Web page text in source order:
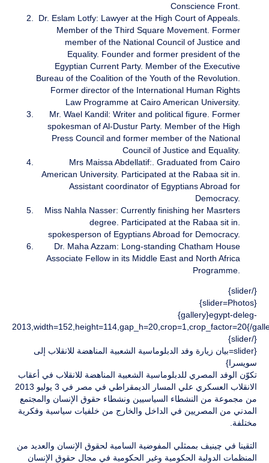
Conscience Front.
Dr. Eslam Lotfy: Lawyer at the High Court of Appeals.
Member of the Third Square Movement. Former
member of the National Council of Justice and
Equality. Founder and former president of the
Egyptian Current Party. Member of the Executive
Bureau of the Coalition of the Youth of the Revolution.
Former director of the International Human Rights
Law Programme at Cairo American University.
Mr. Wael Kandil: Writer and political figure. Former
spokesman of Al-Dustur Party. Member of the High
Press Council and former member of the National
Council of Justice and Equality.
Mrs Maissa Abdellatif:. Graduated from Cairo
American University. Participated at the Rabaa sit in.
Assistant coordinator of Egyptians Abroad for
Democracy.
Miss Nahla Nasser: Currently finishing her Masrters
degree. Participated at the Rabaa sit in.
spokesperson of Egyptians Abroad for Democracy.
Dr. Maha Azzam: Long-standing Chatham House
Associate Fellow in its Middle East and North Africa
Programme.
{/slider}
{slider=Photos}
{gallery}egypt-deleg-
2013,width=152,height=114,gap_h=20,crop=1,crop_factor=20{/
{/slider}
{slider=بيان زيارة وفد الدبلوماسية الشعبية المناهضة للانقلاب إلى
سويسرا}
تكوّن الوفد المصري للدبلوماسية الشعبية المناهضة للانقلاب في أعقاب
الانقلاب العسكري علي المسار الديمقراطي في مصر في 3 يوليو 2013
من مجموعة من النشطاء السياسيين ونشطاء حقوق الإنسان والمجتمع
المدني من المصريين في الداخل والخارج من خلفيات سياسية وفكرية
مختلفة.
التقينا في چينيف بممثلي المفوضية السامية لحقوق الإنسان والعديد من
المنظمات الدولية الحكومية وغير الحكومية في مجال حقوق الإنسان